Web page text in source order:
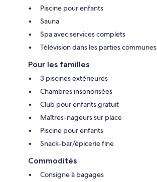
Piscine pour enfants
Sauna
Spa avec services complets
Télévision dans les parties communes
Pour les familles
3 piscines extérieures
Chambres insonorisées
Club pour enfants gratuit
Maîtres-nageurs sur place
Piscine pour enfants
Snack-bar/épicerie fine
Commodités
Consigne à bagages